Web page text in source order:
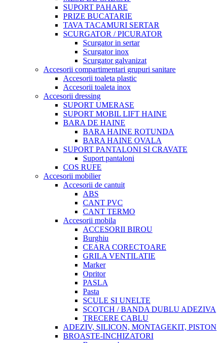
SUPORT PAHARE
PRIZE BUCATARIE
TAVA TACAMURI SERTAR
SCURGATOR / PICURATOR
Scurgator in sertar
Scurgator inox
Scurgator galvanizat
Accesorii compartimentari grupuri sanitare
Accesorii toaleta plastic
Accesorii toaleta inox
Accesorii dressing
SUPORT UMERASE
SUPORT MOBIL LIFT HAINE
BARA DE HAINE
BARA HAINE ROTUNDA
BARA HAINE OVALA
SUPORT PANTALONI SI CRAVATE
Suport pantaloni
COS RUFE
Accesorii mobilier
Accesorii de cantuit
ABS
CANT PVC
CANT TERMO
Accesorii mobila
ACCESORII BIROU
Burghiu
CEARA CORECTOARE
GRILA VENTILATIE
Marker
Opritor
PASLA
Pasta
SCULE SI UNELTE
SCOTCH / BANDA DUBLU ADEZIVA
TRECERE CABLU
ADEZIV, SILICON, MONTAGEKIT, PISTON
BROASTE-INCHIZATORI